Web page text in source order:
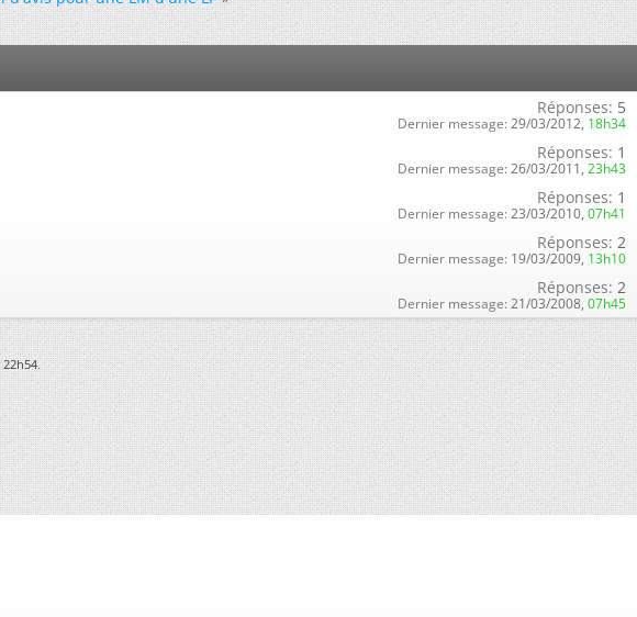
Réponses: 5
Dernier message: 29/03/2012, 18h34
Réponses: 1
Dernier message: 26/03/2011, 23h43
Réponses: 1
Dernier message: 23/03/2010, 07h41
Réponses: 2
Dernier message: 19/03/2009, 13h10
Réponses: 2
Dernier message: 21/03/2008, 07h45
22h54.